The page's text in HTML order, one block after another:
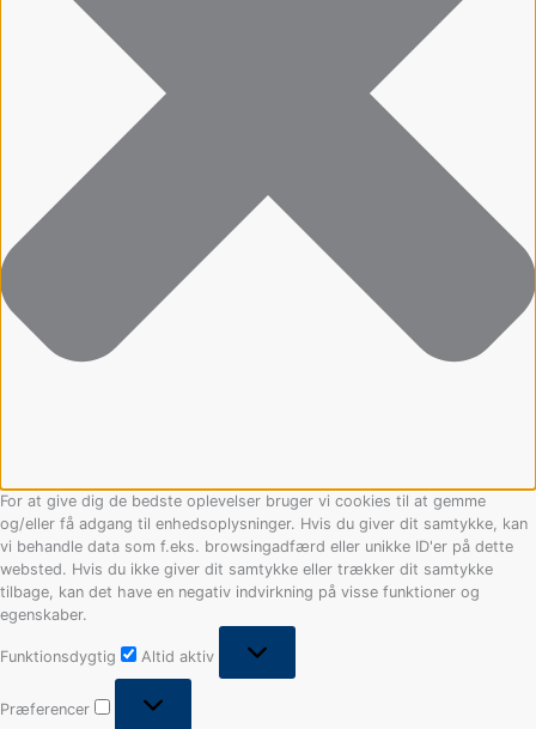
For at give dig de bedste oplevelser bruger vi cookies til at gemme
og/eller få adgang til enhedsoplysninger. Hvis du giver dit samtykke, kan
vi behandle data som f.eks. browsingadfærd eller unikke ID'er på dette
websted. Hvis du ikke giver dit samtykke eller trækker dit samtykke
tilbage, kan det have en negativ indvirkning på visse funktioner og
egenskaber.
Funktionsdygtig Altid aktiv
Præferencer